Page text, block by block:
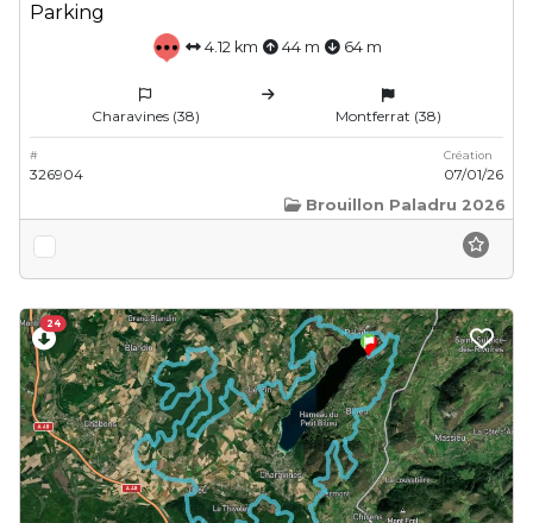
Parking
4.12 km 44 m 64 m
Charavines (38) Montferrat (38)
#
326904
Création
07/01/26
Brouillon Paladru 2026
24